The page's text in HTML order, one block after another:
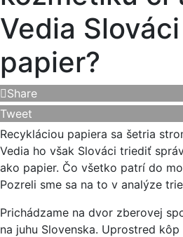
Vedia
papier?
Share
Tweet
Recykláciou papiera sa šetria
Vedia ho však Slováci triediť
ako papier. Čo všetko patrí do
Pozreli sme sa na to v analýze
Prichádzame na dvor zberovej
na juhu Slovenska. Uprostred